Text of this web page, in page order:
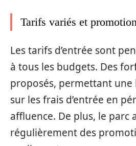
Tarifs variés et
Les tarifs d’entrée sont
à tous les budgets. Des
proposés, permettant une
sur les frais d’entrée en
affluence. De plus, le parc
régulièrement des